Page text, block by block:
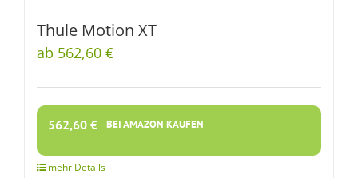
Thule Motion XT
ab 562,60 €
562,60 € BEI AMAZON KAUFEN